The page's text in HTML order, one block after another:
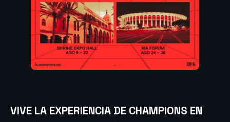
VIVE LA EXPERIENCIA DE CHAMPIONS EN